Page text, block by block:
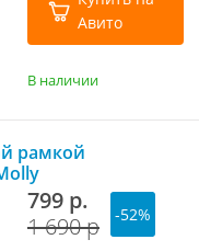
Авито
В наличии
рамкой
799 р.
1 690 р
-52%